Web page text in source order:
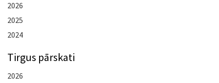
2026
2025
2024
Tirgus pārskati
2026